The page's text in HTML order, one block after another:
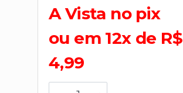
A Vista no pix
ou em 12x de R$
4,99